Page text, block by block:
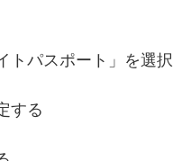
トパスポート」を選択
する